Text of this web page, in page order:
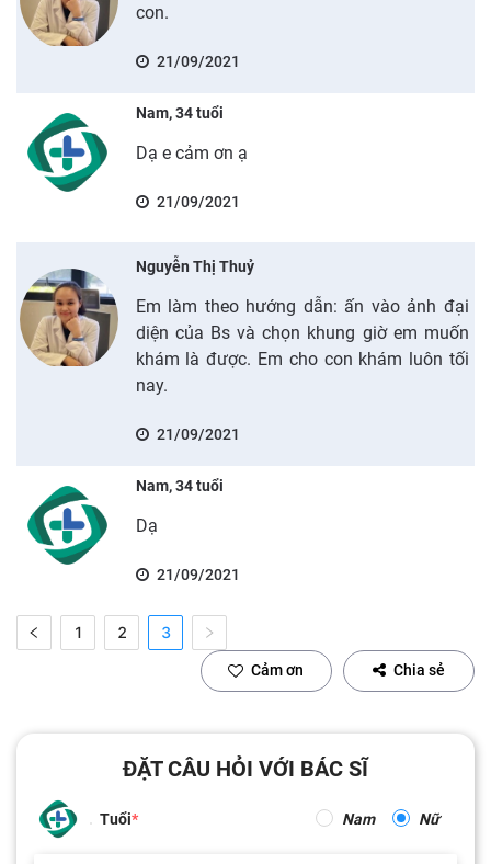
con.
21/09/2021
Nam, 34 tuổi
Dạ e cảm ơn ạ
21/09/2021
Nguyễn Thị Thuỷ
Em làm theo hướng dẫn: ấn vào ảnh đại
diện của Bs và chọn khung giờ em muốn
khám là được. Em cho con khám luôn tối
nay.
21/09/2021
Nam, 34 tuổi
Dạ
21/09/2021
1 2 3
Cảm ơn Chia sẻ
ĐẶT CÂU HỎI VỚI BÁC SĨ
Tuổi Nam Nữ